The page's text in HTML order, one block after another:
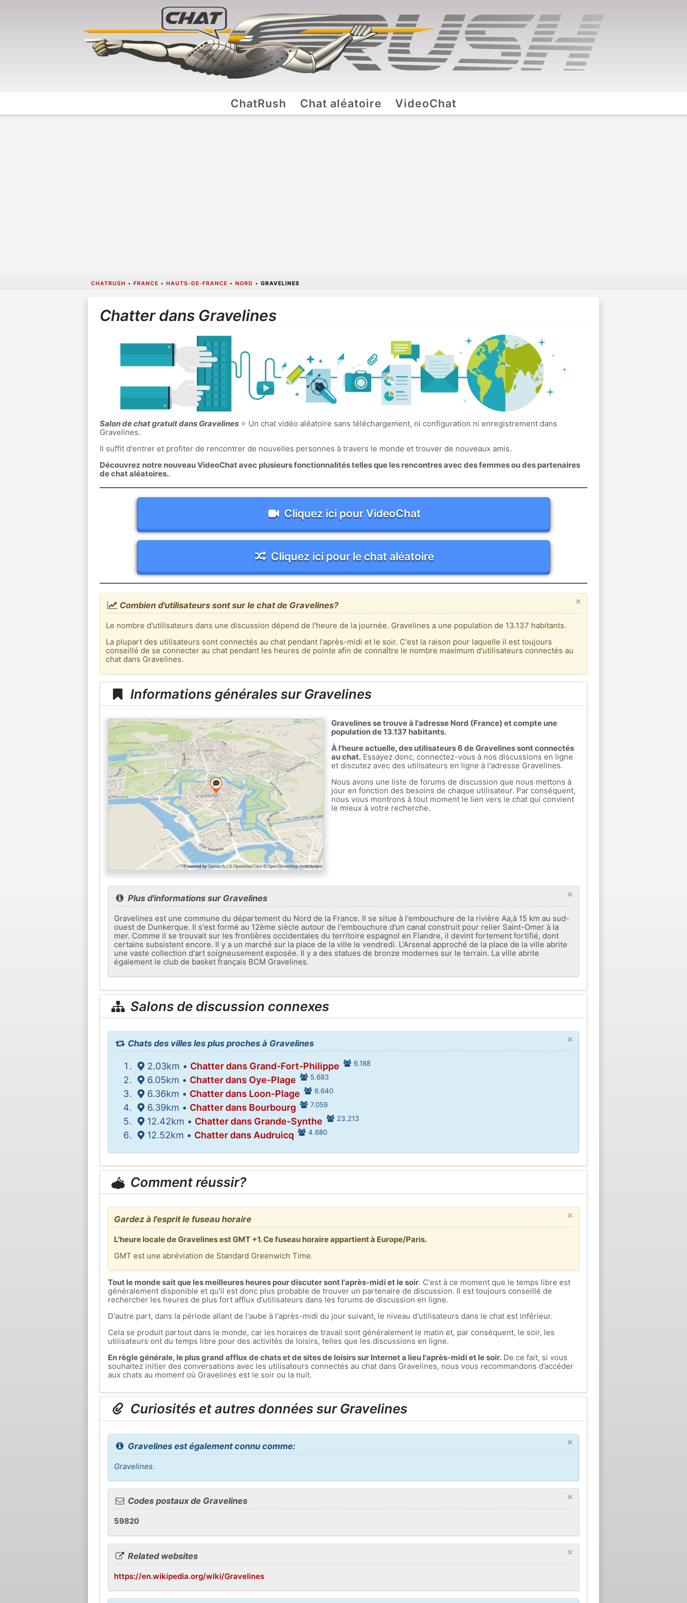
ChatRush Chat aléatoire VideoChat
CHATRUSH • FRANCE • HAUTS-DE-FRANCE • NORD • GRAVELINES
Chatter dans Gravelines
Salon de chat gratuit dans Gravelines⭐ Un chat vidéo aléatoire sans téléchargement, ni configuration ni enregistrement dans
Gravelines.
Il suffit d'entrer et profiter de rencontrer de nouvelles personnes à travers le monde et trouver de nouveaux amis.
Découvrez notre nouveau VideoChat avec plusieurs fonctionnalités telles que les rencontres avec des femmes ou des partenaires
de chat aléatoires..
Cliquez ici pour VideoChat
Cliquez ici pour le chat aléatoire
×
Combien d'utilisateurs sont sur le chat de Gravelines?
Le nombre d'utilisateurs dans une discussion dépend de l'heure de la journée. Gravelines a une population de 13.137 habitants.
La plupart des utilisateurs sont connectés au chat pendant l'après-midi et le soir. C'est la raison pour laquelle il est toujours
conseillé de se connecter au chat pendant les heures de pointe afin de connaître le nombre maximum d'utilisateurs connectés au
chat dans Gravelines.
Informations générales sur Gravelines
Gravelines se trouve à l'adresse Nord (France) et compte une
population de 13.137 habitants.
À l'heure actuelle, des utilisateurs 6 de Gravelines sont connectés
au chat.Essayez donc, connectez-vous à nos discussions en ligne
et discutez avec des utilisateurs en ligne à l'adresse Gravelines.
Nous avons une liste de forums de discussion que nous mettons à
jour en fonction des besoins de chaque utilisateur. Par conséquent,
nous vous montrons à tout moment le lien vers le chat qui convient
le mieux à votre recherche.
×
Plus d'informations sur Gravelines
Gravelines est une commune du département du Nord de la France. Il se situe à l'embouchure de la rivière Aa,à 15 km au sud-
ouest de Dunkerque. Il s'est formé au 12ème siècle autour de l'embouchure d'un canal construit pour relier Saint-Omer à la
mer. Comme il se trouvait sur les frontières occidentales du territoire espagnol en Flandre, il devint fortement fortifié, dont
certains subsistent encore. Il y a un marché sur la place de la ville le vendredi. L'Arsenal approché de la place de la ville abrite
une vaste collection d'art soigneusement exposée. Il y a des statues de bronze modernes sur le terrain. La ville abrite
également le club de basket français BCM Gravelines.
Salons de discussion connexes
×
Chats des villes les plus proches à Gravelines
2.03km • Chatter dans Grand-Fort-Philippe 6.188
6.05km • Chatter dans Oye-Plage 5.683
6.36km • Chatter dans Loon-Plage 6.640
6.39km • Chatter dans Bourbourg 7.059
12.42km • Chatter dans Grande-Synthe 23.213
12.52km • Chatter dans Audruicq 4.680
Comment réussir?
×
Gardez à l'esprit le fuseau horaire
L'heure locale de Gravelines est GMT +1. Ce fuseau horaire appartient à Europe/Paris.
GMT est une abréviation de Standard Greenwich Time.
Tout le monde sait que les meilleures heures pour discuter sont l'après-midi et le soir. C'est à ce moment que le temps libre est
généralement disponible et qu'il est donc plus probable de trouver un partenaire de discussion. Il est toujours conseillé de
rechercher les heures de plus fort afflux d'utilisateurs dans les forums de discussion en ligne.
D'autre part, dans la période allant de l'aube à l'après-midi du jour suivant, le niveau d'utilisateurs dans le chat est inférieur.
Cela se produit partout dans le monde, car les horaires de travail sont généralement le matin et, par conséquent, le soir, les
utilisateurs ont du temps libre pour des activités de loisirs, telles que les discussions en ligne.
En règle générale, le plus grand afflux de chats et de sites de loisirs sur Internet a lieu l'après-midi et le soir.De ce fait, si vous
souhaitez initier des conversations avec les utilisateurs connectés au chat dans Gravelines, nous vous recommandons d’accéder
aux chats au moment où Gravelines est le soir ou la nuit.
Curiosités et autres données sur Gravelines
×
Gravelines est également connu comme:
Gravelines.
×
Codes postaux de Gravelines
59820
×
Related websites
https://en.wikipedia.org/wiki/Gravelines